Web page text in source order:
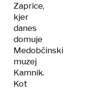
Zaprice,
kjer
danes
domuje
Medobčinski
muzej
Kamnik.
Kot